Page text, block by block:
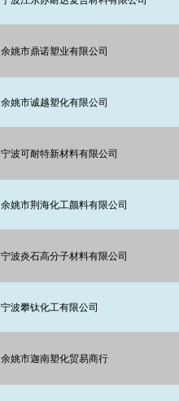
余姚市鼎诺塑业有限公司
余姚市诚越塑化有限公司
宁波可耐特新材料有限公司
余姚市荆海化工颜料有限公司
宁波炎石高分子材料有限公司
宁波攀钛化工有限公司
余姚市迦南塑化贸易商行